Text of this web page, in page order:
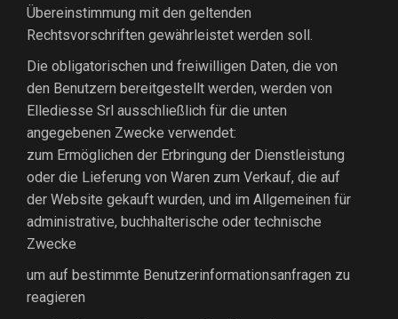
Übereinstimmung mit den geltenden
Rechtsvorschriften gewährleistet werden soll.
Die obligatorischen und freiwilligen Daten, die von
den Benutzern bereitgestellt werden, werden von
Ellediesse Srl ausschließlich für die unten
angegebenen Zwecke verwendet:
zum Ermöglichen der Erbringung der Dienstleistung
oder die Lieferung von Waren zum Verkauf, die auf
der Website gekauft wurden, und im Allgemeinen für
administrative, buchhalterische oder technische
Zwecke
um auf bestimmte Benutzerinformationsanfragen zu
reagieren